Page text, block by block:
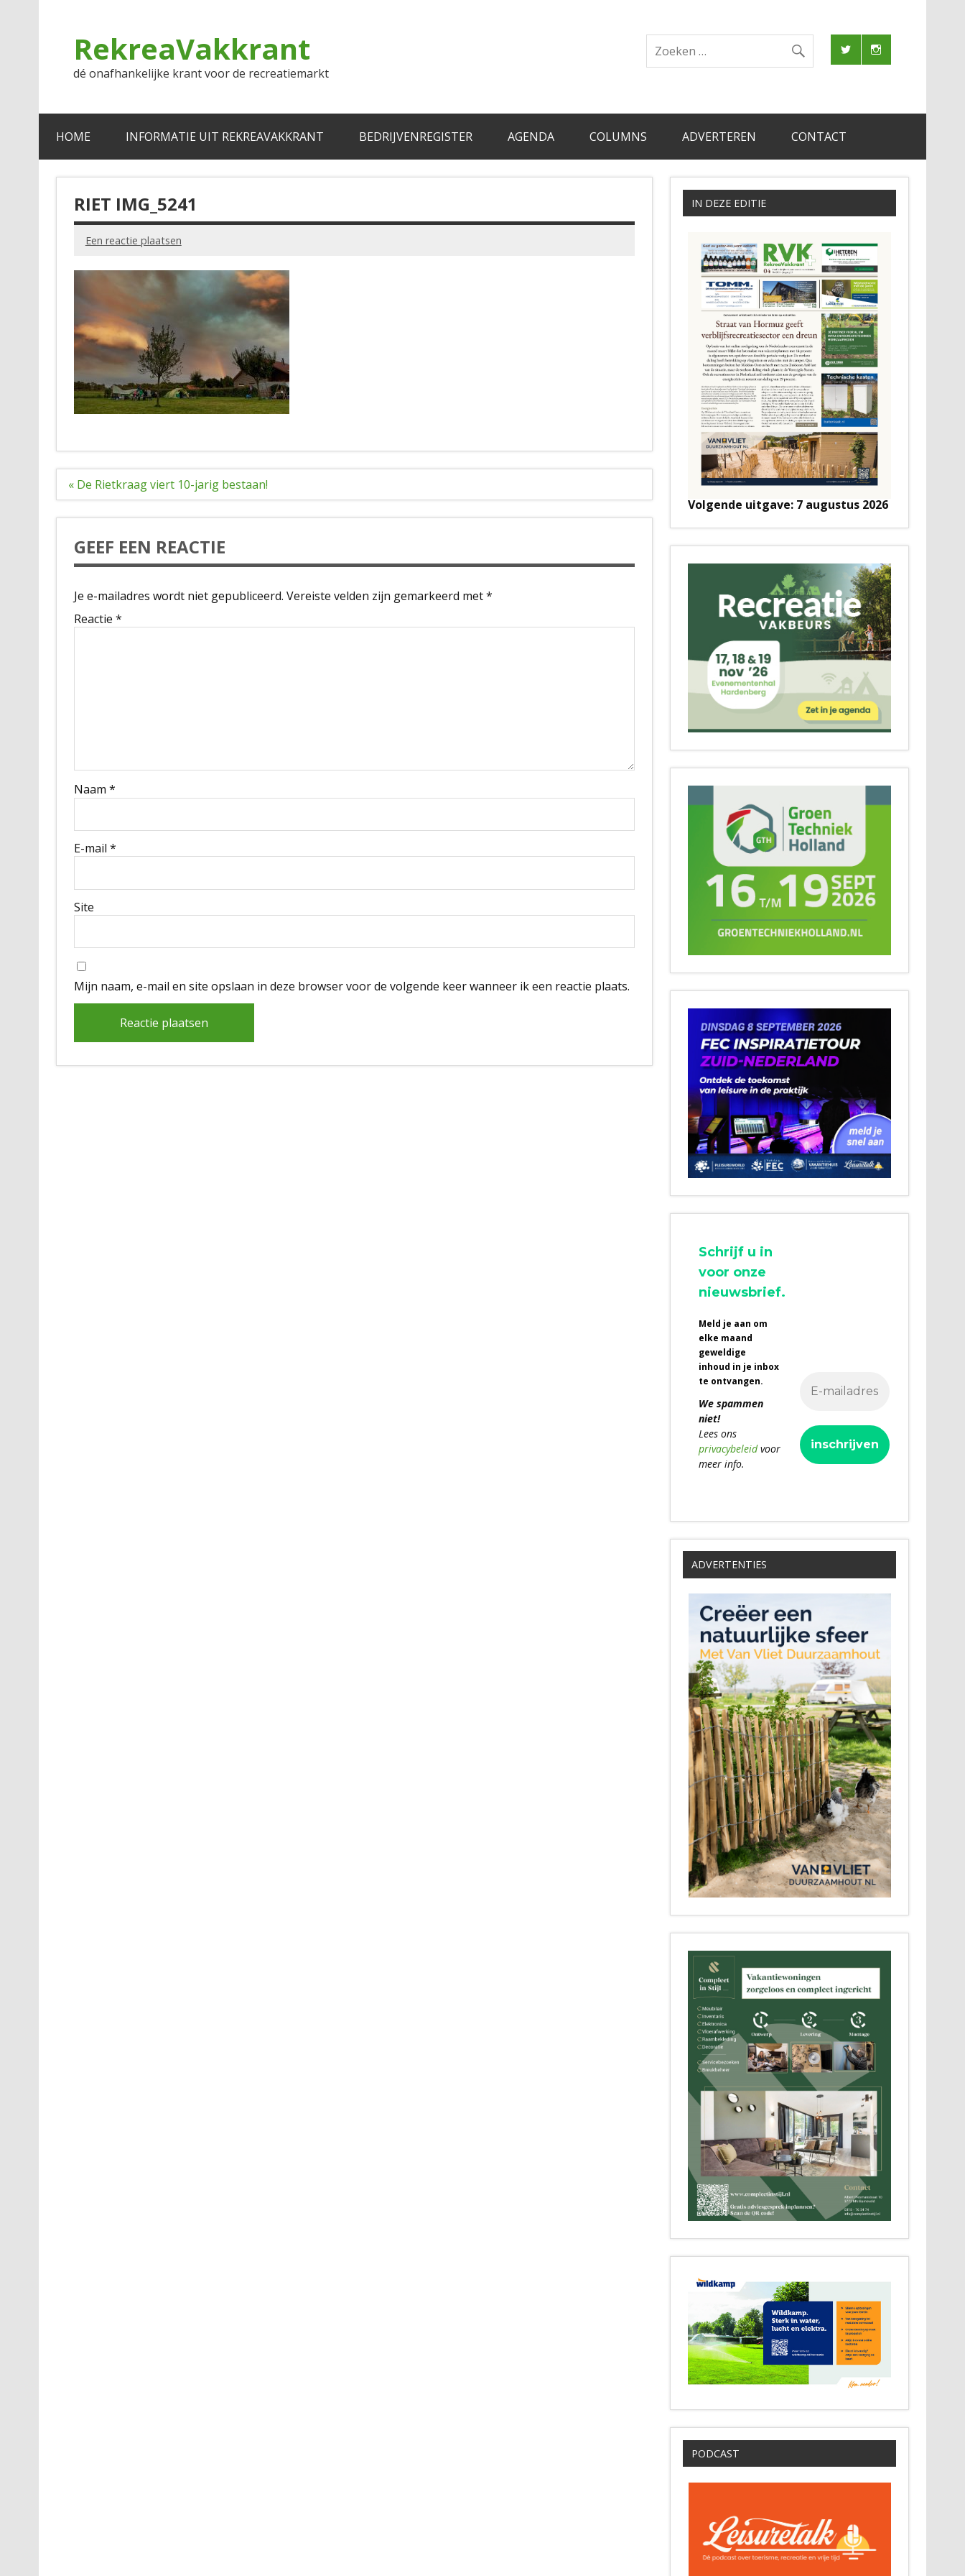
RekreaVakkrant
dé onafhankelijke krant voor de recreatiemarkt
HOME INFORMATIE UIT REKREAVAKKRANT BEDRIJVENREGISTER AGENDA COLUMNS ADVERTEREN CONTACT
RIET IMG_5241
Een reactie plaatsen
Bericht
« De Rietkraag viert 10-jarig bestaan!
GEEF EEN REACTIE
Je e-mailadres wordt niet gepubliceerd. Vereiste velden zijn gemarkeerd met*
Reactie *
Naam *
E-mail *
Site
Mijn naam, e-mail en site opslaan in deze browser voor de volgende keer wanneer ik een reactie plaats.
Alternative:
IN DEZE EDITIE
Volgende uitgave: 7 augustus 2026
Schrijf u in
voor onze
nieuwsbrief.
Meld je aan om
elke maand
geweldige
inhoud in je inbox
te ontvangen.
We spammen
niet!
Lees ons
privacybeleidvoor
meer info.
ADVERTENTIES
PODCAST